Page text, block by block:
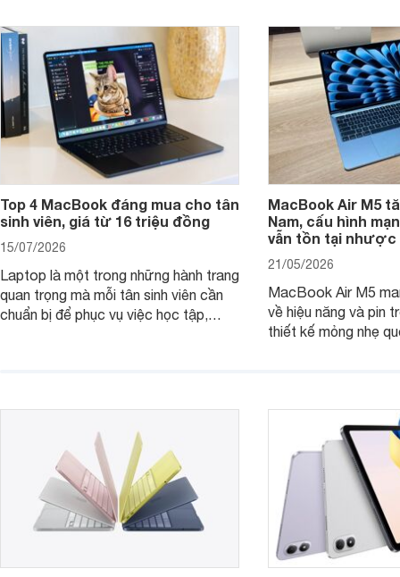
Top 4 MacBook đáng mua cho tân
sinh viên, giá từ 16 triệu đồng
15/07/2026
Laptop là một trong những hành trang
quan trọng mà mỗi tân sinh viên cần
chuẩn bị để phục vụ việc học tập,
MacBook đáng cân nhắc dành cho
MacBook Air M5
Nam, cấu hình
vẫn tồn tại nhược
21/05/2026
MacBook Air M5
về hiệu năng và pin
thiết kế mỏng nhẹ